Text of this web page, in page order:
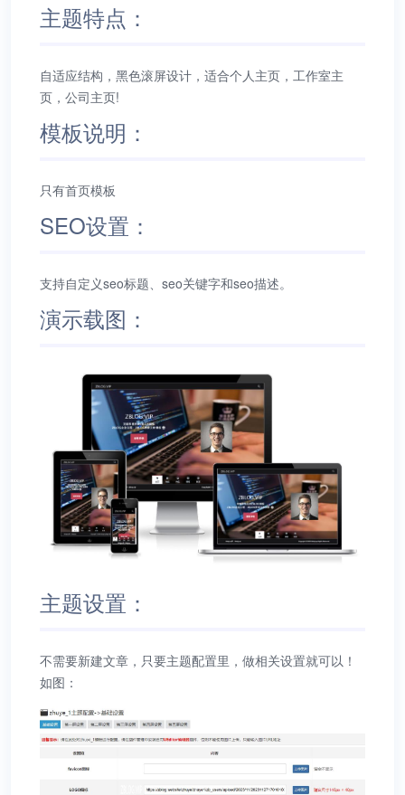
主题特点：
自适应结构，黑色滚屏设计，适合个人主页，工作室主
页，公司主页!
模板说明：
只有首页模板
SEO设置：
支持自定义seo标题、seo关键字和seo描述。
演示载图：
主题设置：
不需要新建文章，只要主题配置里，做相关设置就可以！
如图：